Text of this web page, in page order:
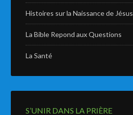
Histoires sur la Naissance de Jésus
La Bible Repond aux Questions
La Santé
S’UNIR DANS LA PRIÈRE